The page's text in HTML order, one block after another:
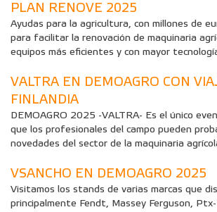
PLAN RENOVE 2025
Ayudas para la agricultura, con millones de
para facilitar la renovación de maquinaria
equipos más eficientes y con mayor
VALTRA EN DEMOAGRO CON
FINLANDIA
DEMOAGRO 2025 -VALTRA- Es el único
que los profesionales del campo pueden
novedades del sector de la maquinaria
VSANCHO EN DEMOAGRO 2025
Visitamos los stands de varias marcas que
principalmente Fendt, Massey Ferguson,